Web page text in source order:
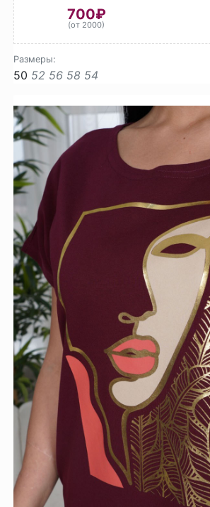
700₽
(от 2000)
Размеры:
50 52 56 58 54